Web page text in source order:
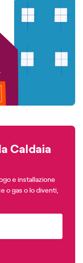
Caldaia
e installazione
o gas o lo diventi,